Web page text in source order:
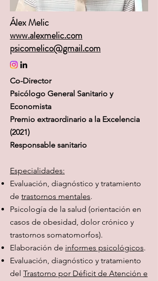
Álex Melic
www.alexmelic.com
psicomelico@gmail.com
Co-Director
Psicólogo General Sanitario y
Economista
Premio extraordinario a la Excelencia
(2021)
Responsable sanitario
Especialidades:
Evaluación, diagnóstico y tratamiento
de trastornos mentales.
Psicología de la salud (orientación en
casos de obesidad, dolor crónico y
trastornos somatomorfos).
Elaboración de informes psicológicos.
Evaluación, diagnóstico y tratamiento
del Trastorno por Déficit de Atención e